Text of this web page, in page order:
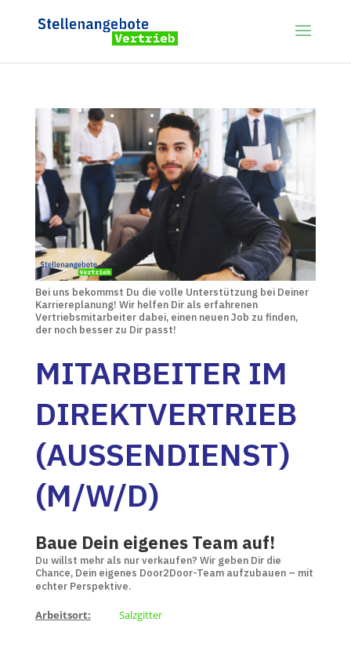
Bei uns bekommst Du die volle Unterstützung bei Deiner
Karriereplanung! Wir helfen Dir als erfahrenen
Vertriebsmitarbeiter dabei, einen neuen Job zu finden,
der noch besser zu Dir passt!
MITARBEITER IM
DIREKTVERTRIEB
(AUSSENDIENST) (
M/W/D)
Baue Dein eigenes Team auf!
Du willst mehr als nur verkaufen? Wir geben Dir die
Chance, Dein eigenes Door2Door-Team aufzubauen – mit
echter Perspektive.
Arbeitsort: Salzgitter